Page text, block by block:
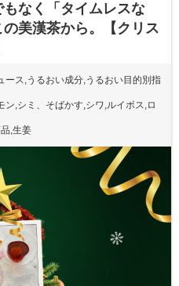
なく「タイムレスな
美漢茶から。【クリス
ース,うるおい成分,うるおい目的別指
ン,シミ、そばかす,シワ,ルイボス,ロ
,生姜